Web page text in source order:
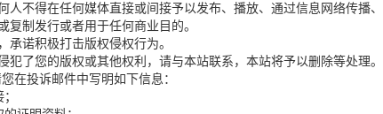
人不得在任何媒体直接或间接予以发布、播放、通过信息网络传播、
制发行或者用于任何商业目的。
承诺积极打击版权侵权行为。
犯了您的版权或其他权利，请与本站联系，本站将予以删除等处理。
在投诉邮件中写明如下信息：